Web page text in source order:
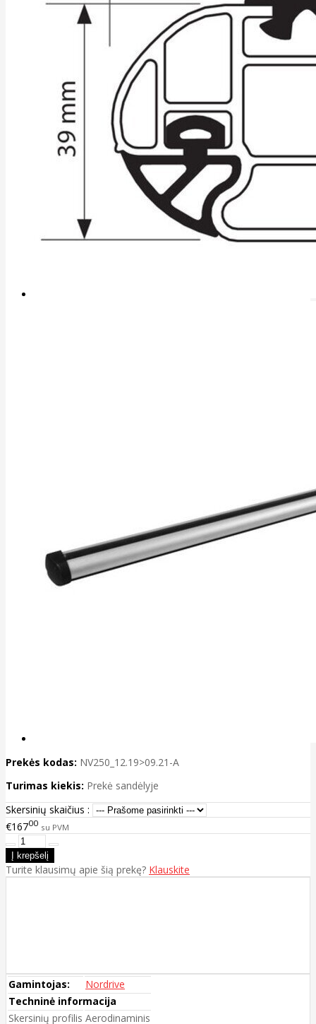
Prekės kodas: NV250_12.19>09.21-A
Turimas kiekis: Prekė sandėlyje
Skersinių skaičius :
€16700 su PVM
Turite klausimų apie šią prekę? Klauskite
Gamintojas:
Nordrive
Techninė informacija
Skersinių profilis Aerodinaminis